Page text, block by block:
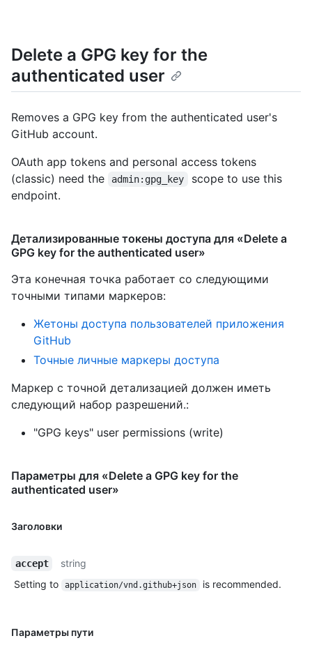
Delete a GPG key for the
authenticated user
Removes a GPG key from the authenticated user's
GitHub account.
OAuth app tokens and personal access tokens
(classic) need the
admin:gpg_key
scope to use this
endpoint.
Детализированные токены доступа для «Delete a
GPG key for the authenticated user»
Эта конечная точка работает со следующими
точными типами маркеров:
Жетоны доступа пользователей приложения
GitHub
Точные личные маркеры доступа
Маркер с точной детализацией должен иметь
следующий набор разрешений.:
"GPG keys" user permissions (write)
Параметры для «Delete a GPG key for the
authenticated user»
Заголовки
accept
string
Setting to
application/vnd.github+json is recommended.
Параметры пути